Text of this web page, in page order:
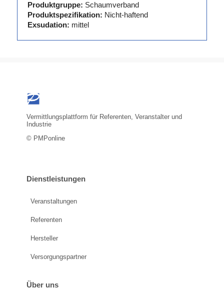
Produktgruppe: Schaumverband
Produktspezifikation: Nicht-haftend
Exsudation: mittel
Vermittlungsplattform für Referenten, Veranstalter und
Industrie
© PMPonline
Dienstleistungen
Veranstaltungen
Referenten
Hersteller
Versorgungspartner
Über uns